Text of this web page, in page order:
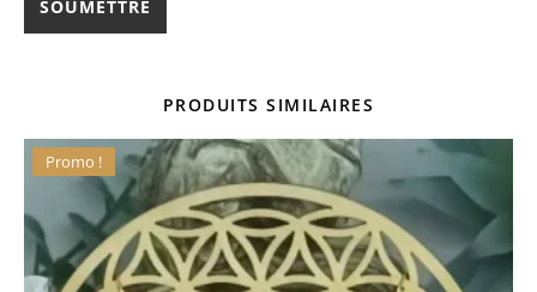
PRODUITS SIMILAIRES
Promo !